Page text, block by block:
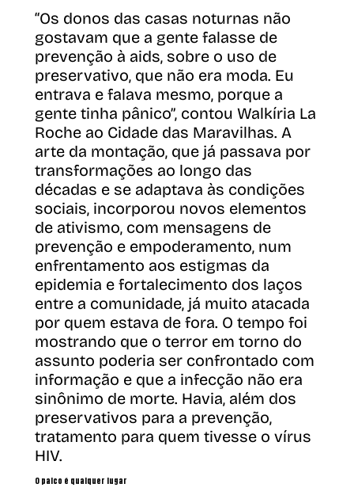
“Os donos das casas noturnas não
gostavam que a gente falasse de
prevenção à aids, sobre o uso de
preservativo, que não era moda. Eu
entrava e falava mesmo, porque a
gente tinha pânico”, contou Walkíria La
Roche ao Cidade das Maravilhas. A
arte da montação, que já passava por
transformações ao longo das
décadas e se adaptava às condições
sociais, incorporou novos elementos
de ativismo, com mensagens de
prevenção e empoderamento, num
enfrentamento aos estigmas da
epidemia e fortalecimento dos laços
entre a comunidade, já muito atacada
por quem estava de fora. O tempo foi
mostrando que o terror em torno do
assunto poderia ser confrontado com
informação e que a infecção não era
sinônimo de morte. Havia, além dos
preservativos para a prevenção,
tratamento para quem tivesse o vírus
HIV.
O palco é qualquer lugar